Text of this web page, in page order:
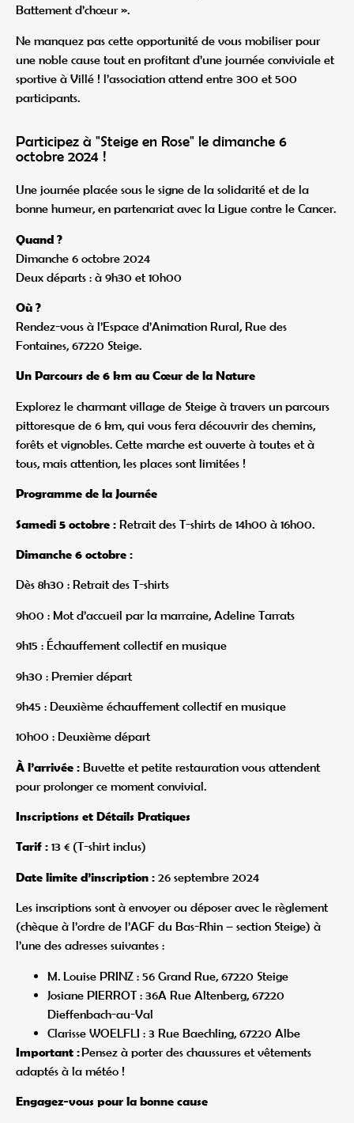
Battement d’chœur ».
Ne manquez pas cette opportunité de vous mobiliser pour
une noble cause tout en profitant d’une journée conviviale et
sportive à Villé ! l’association attend entre 300 et 500
participants.
Participez à "Steige en Rose" le dimanche 6
octobre 2024 !
Une journée placée sous le signe de la solidarité et de la
bonne humeur, en partenariat avec la Ligue contre le Cancer.
Quand ?
Dimanche 6 octobre 2024
Deux départs : à 9h30 et 10h00
Où ?
Rendez-vous à l’Espace d’Animation Rural, Rue des
Fontaines, 67220 Steige.
Un Parcours de 6 km au Cœur de la Nature
Explorez le charmant village de Steige à travers un parcours
pittoresque de 6 km, qui vous fera découvrir des chemins,
forêts et vignobles. Cette marche est ouverte à toutes et à
tous, mais attention, les places sont limitées !
Programme de la Journée
Samedi 5 octobre : Retrait des T-shirts de 14h00 à 16h00.
Dimanche 6 octobre :
Dès 8h30 : Retrait des T-shirts
9h00 : Mot d’accueil par la marraine, Adeline Tarrats
9h15 : Échauffement collectif en musique
9h30 : Premier départ
9h45 : Deuxième échauffement collectif en musique
10h00 : Deuxième départ
À l’arrivée : Buvette et petite restauration vous attendent
pour prolonger ce moment convivial.
Inscriptions et Détails Pratiques
Tarif : 13 € (T-shirt inclus)
Date limite d’inscription : 26 septembre 2024
Les inscriptions sont à envoyer ou déposer avec le règlement
(chèque à l’ordre de l’AGF du Bas-Rhin – section Steige) à
l’une des adresses suivantes :
M. Louise PRINZ : 56 Grand Rue, 67220 Steige
Josiane PIERROT : 36A Rue Altenberg, 67220
Dieffenbach-au-Val
Clarisse WOELFLI : 3 Rue Baechling, 67220 Albe
Important :Pensez à porter des chaussures et vêtements
adaptés à la météo !
Engagez-vous pour la bonne cause